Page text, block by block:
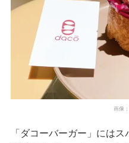
画像
「ダコーバーガー」には